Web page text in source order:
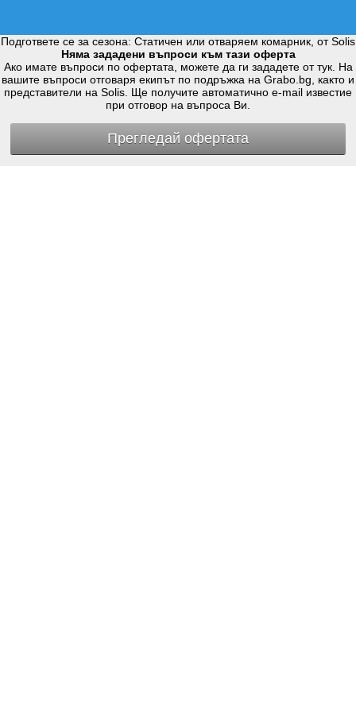
Подгответе се за сезона: Статичен или отваряем комарник, от Solis
Няма зададени въпроси към тази оферта
Ако имате въпроси по офертата, можете да ги зададете от тук. На
вашите въпроси отговаря екипът по подръжка на Grabo.bg, както и
представители на Solis. Ще получите автоматично e-mail известие
при отговор на въпроса Ви.
Прегледай офертата